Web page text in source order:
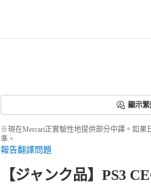
顯示
※現在Mercari正實驗性地提供部分中譯。如果
準。
報告翻譯問題
【ジャンク品】PS3